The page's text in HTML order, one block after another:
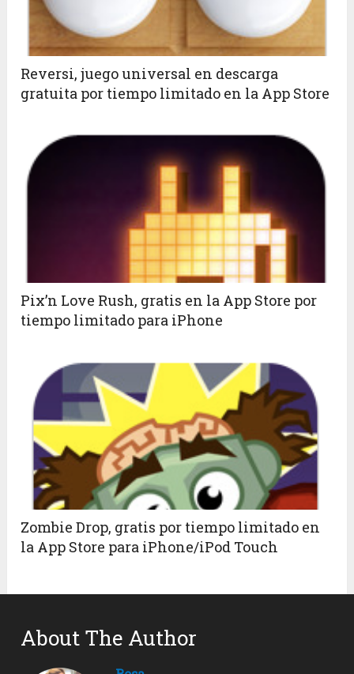
Reversi, juego universal en descarga
gratuita por tiempo limitado en la App Store
Pix’n Love Rush, gratis en la App Store por
tiempo limitado para iPhone
Zombie Drop, gratis por tiempo limitado en
la App Store para iPhone/iPod Touch
About The Author